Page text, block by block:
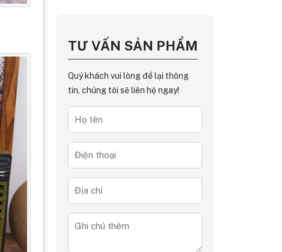
TƯ VẤN SẢN PHẨM
Quý khách vui lòng để lại thông
tin, chúng tôi sẽ liên hệ ngay!